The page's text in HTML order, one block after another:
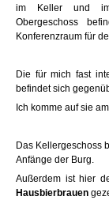
im Keller und im
Obergeschoss
Konferenzraum für
Die für mich fast
befindet sich
Ich komme auf sie
Das Kellergeschoss
Anfänge der Burg.
Außerdem ist hier
Hausbierbrauen